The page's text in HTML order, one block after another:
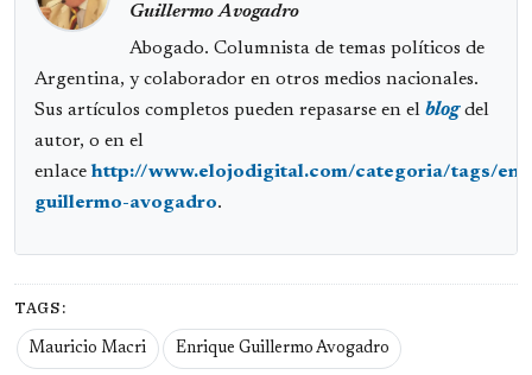
Guillermo Avogadro
Abogado. Columnista de temas políticos de
Argentina, y colaborador en otros medios nacionales.
Sus artículos completos pueden repasarse en el blogdel
autor, o en el
enlace http://www.elojodigital.com/categoria/tags/
guillermo-avogadro.
TAGS:
Mauricio Macri Enrique Guillermo Avogadro